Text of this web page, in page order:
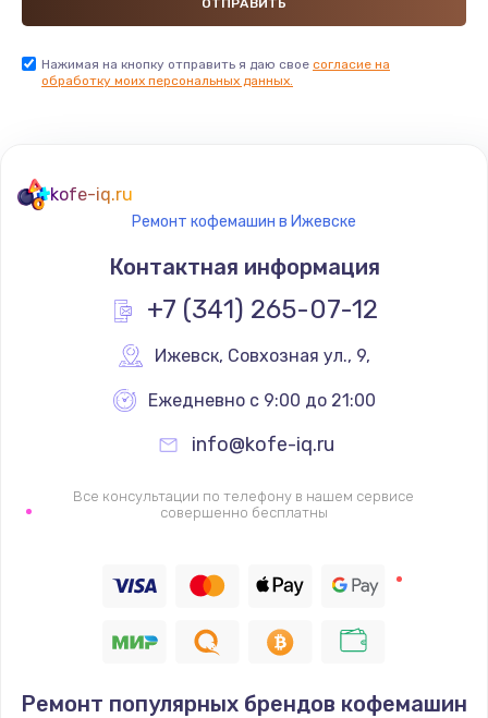
Нажимая на кнопку отправить я даю свое согласие на
обработку моих персональных данных.
kofe-iq.ru
Ремонт кофемашин в Ижевске
Контактная информация
+7 (341) 265-07-12
Ижевск, Совхозная ул., 9,
Ежедневно с 9:00 до 21:00
info@kofe-iq.ru
Все консультации по телефону в нашем сервисе
совершенно бесплатны
Ремонт популярных брендов кофемашин